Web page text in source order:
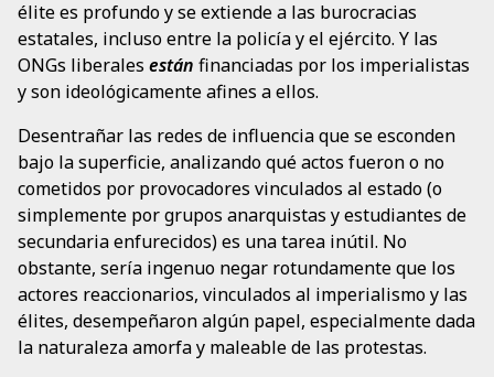
élite es profundo y se extiende a las burocracias
estatales, incluso entre la policía y el ejército. Y las
ONGs liberales están financiadas por los imperialistas
y son ideológicamente afines a ellos.
Desentrañar las redes de influencia que se esconden
bajo la superficie, analizando qué actos fueron o no
cometidos por provocadores vinculados al estado (o
simplemente por grupos anarquistas y estudiantes de
secundaria enfurecidos) es una tarea inútil. No
obstante, sería ingenuo negar rotundamente que los
actores reaccionarios, vinculados al imperialismo y las
élites, desempeñaron algún papel, especialmente dada
la naturaleza amorfa y maleable de las protestas.